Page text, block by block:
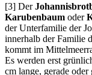
[3] Der
Karubenbaum oder
der Unterfamilie der
innerhalb der Familie
kommt im
Es werden erst
cm lange, gerade